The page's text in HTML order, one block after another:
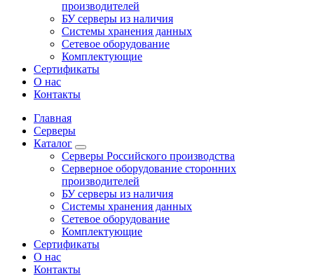
производителей
БУ серверы из наличия
Системы хранения данных
Сетевое оборудование
Комплектующие
Сертификаты
О нас
Контакты
Главная
Серверы
Каталог
Серверы Российского производства
Серверное оборудование сторонних
производителей
БУ серверы из наличия
Системы хранения данных
Сетевое оборудование
Комплектующие
Сертификаты
О нас
Контакты